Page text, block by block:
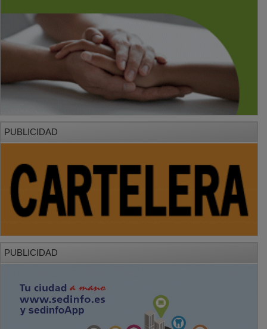
PUBLICIDAD
PUBLICIDAD